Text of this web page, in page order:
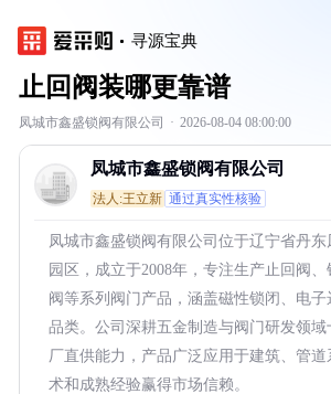
寻源宝典
止回阀装哪更靠谱
凤城市鑫盛锁阀有限公司 · 2026-08-04 08:00:00
凤城市鑫盛锁阀有限公司
法人:王立新 通过真实性核验
凤城市鑫盛锁阀有限公司位于辽宁省丹东
园区，成立于2008年，专注生产止回阀、
阀等系列阀门产品，涵盖磁性锁闭、电
品类。公司深耕五金制造与阀门研发领域
厂直供能力，产品广泛应用于建筑、管
术和成熟经验赢得市场信赖。